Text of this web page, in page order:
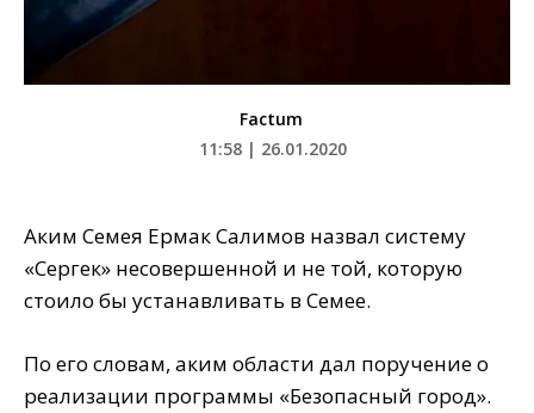
Factum
11:58 | 26.01.2020
Аким Семея Ермак Салимов назвал систему
«Сергек» несовершенной и не той, которую
стоило бы устанавливать в Семее.
По его словам, аким области дал поручение о
реализации программы «Безопасный город».